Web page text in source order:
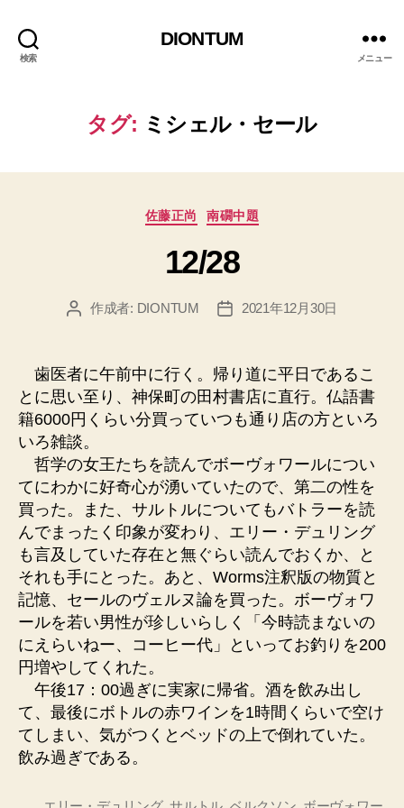
検索
DIONTUM
メニュー
タグ: ミシェル・セール
カ
ゴ
リ
佐藤正尚 南礀中題
12/28
投 作成者: DIONTUM
投
2021年12月30日
歯医者に午前中に行く。帰り道に平日であるこ
とに思い至り、神保町の田村書店に直行。仏語書
籍6000円くらい分買っていつも通り店の方といろ
いろ雑談。
哲学の女王たちを読んでボーヴォワールについ
てにわかに好奇心が湧いていたので、第二の性を
買った。また、サルトルについてもバトラーを読
んでまったく印象が変わり、エリー・デュリング
も言及していた存在と無ぐらい読んでおくか、と
それも手にとった。あと、Worms注釈版の物質と
記憶、セールのヴェルヌ論を買った。ボーヴォワ
ールを若い男性が珍しいらしく「今時読まないの
にえらいねー、コーヒー代」といってお釣りを200
円増やしてくれた。
午後17：00過ぎに実家に帰省。酒を飲み出し
て、最後にボトルの赤ワインを1時間くらいで空け
てしまい、気がつくとベッドの上で倒れていた。
飲み過ぎである。